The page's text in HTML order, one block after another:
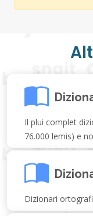
Il plui complet
76.000 lemis) e
Dizionari